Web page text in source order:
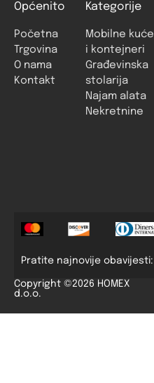
Općenito
Početna
Trgovina
O nama
Kontakt
Kategorije
Mobilne kuće
i kontejneri
Građevinska
stolarija
Najam alata
Nekretnine
Pratite najnovije obavijesti:
Copyright ©2026 HOMEX
d.o.o.